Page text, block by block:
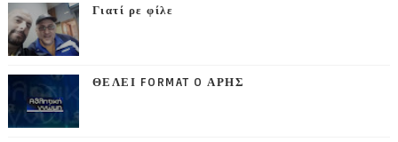
Γιατί ρε φίλε
ΘΕΛΕΙ FORMAT O ΑΡΗΣ